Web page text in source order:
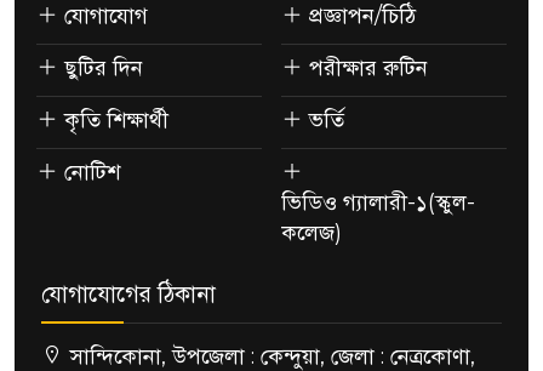
যোগাযোগ
ছুটির দিন
কৃতি শিক্ষার্থী
নোটিশ
প্রজ্ঞাপন/চিঠি
পরীক্ষার রুটিন
ভর্তি
ভিডিও গ্যালারী-১(স্কুল-
কলেজ)
যোগাযোগের ঠিকানা
সান্দিকোনা, উপজেলা : কেন্দুয়া, জেলা : নেত্রকোণা,